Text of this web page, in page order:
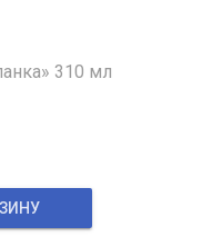
310 мл